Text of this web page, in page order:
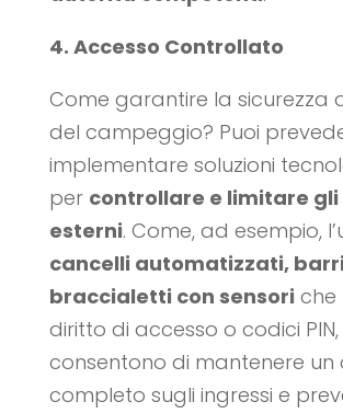
4. Accesso Controllato
Come garantire la sicurezza
del campeggio? Puoi
implementare soluzioni
per controllare e limitare gli
esterni. Come, ad esempio,
cancelli automatizzati,
braccialetti con sensori che
diritto di accesso o codici
consentono di mantenere un
completo sugli ingressi e